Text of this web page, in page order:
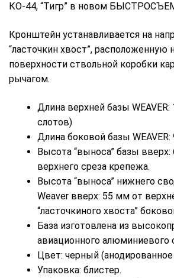
КО-44, “Тигр” в новом
Кронштейн устанавливается на
“ласточкин хвост”, расположенную
поверхности ствольной коробки
рычагом.
Длина верхней базы
слотов)
Длина боковой базы
Высота “выноса” базы
верхнего среза крепежа.
Высота “выноса” нижнего
Weaver вверх: 55 мм от
“ласточкиного хвоста”
База изготовлена из
авиационного алюминиевого
Цвет: черный
Упаковка: блистер.